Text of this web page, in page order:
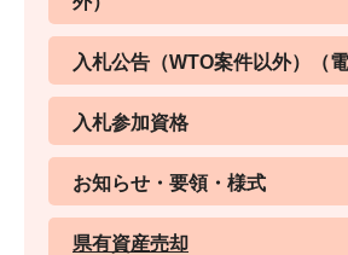
入札公告（WTO案件以外）（電
入札参加資格
お知らせ・要領・様式
県有資産売却